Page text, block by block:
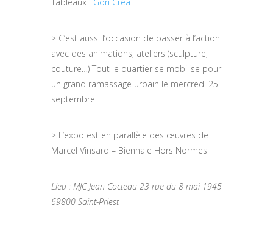
> C’est aussi l’occasion de passer à l’action
avec des animations, ateliers (sculpture,
couture…) Tout le quartier se mobilise pour
un grand ramassage urbain le mercredi 25
septembre.
> L’expo est en parallèle des œuvres de
Marcel Vinsard – Biennale Hors Normes
Lieu : MJC Jean Cocteau 23 rue du 8 mai 1945
69800 Saint-Priest